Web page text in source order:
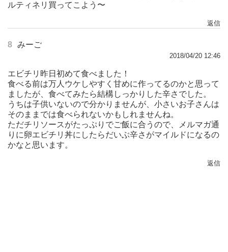
ルティネリ買ってこよう〜
返信
8 みーご
2018/04/20 12:46
エビチリ昨日初めて食べました！
食べる前は万人ウケしやすく甘めに作ってるのかと思って
ましたが、食べてみたら結構しっかりした辛さでした。
うちは子供いないので分かりませんが、小さいお子さんは
そのままでは食べられないかもしれませんね。
ただチリソースがたっぷりでご飯に合うので、メルマガ通
りに卵エビチリ丼にしたらだいぶ辛さがマイルドになるの
かなと思います。
返信